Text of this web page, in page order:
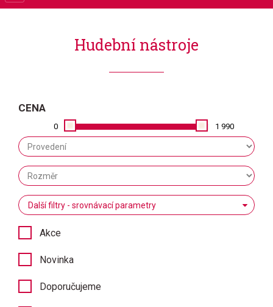
Hudební nástroje
CENA
0 1 990
Další filtry - srovnávací parametry
Akce
Novinka
Doporučujeme